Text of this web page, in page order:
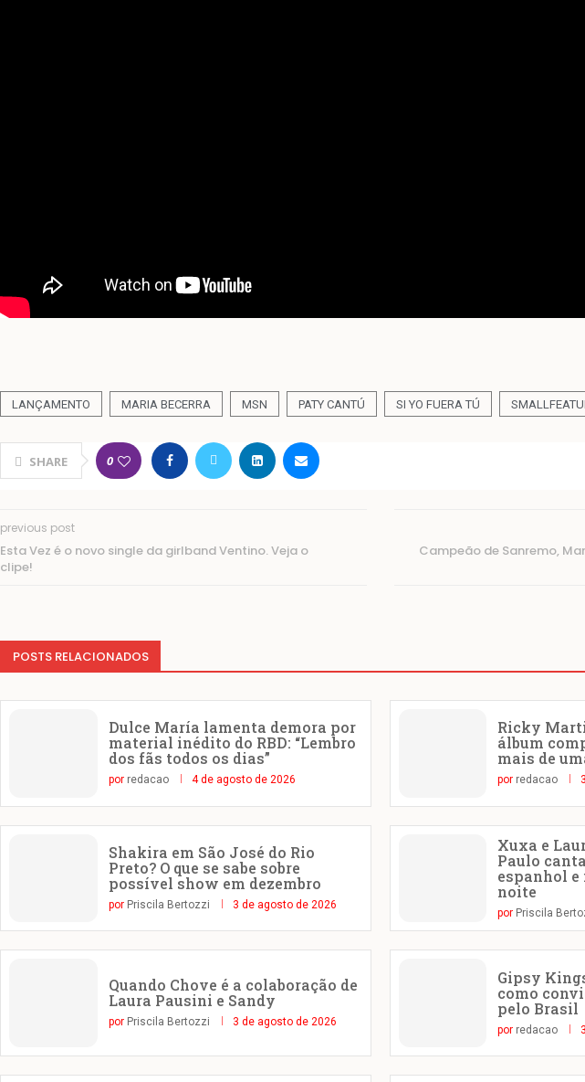
LANÇAMENTO MARIA BECERRA MSN PATY CANTÚ SI YO FUERA TÚ
SHARE 0
previous post
Esta Vez é o novo single da girlband Ventino. Veja o
clipe!
Campeão de Sanremo,
POSTS RELACIONADOS
Dulce María lamenta demora por
material inédito do RBD: “Lembro
dos fãs todos os dias”
por redacao 4 de agosto de 2026
Ricky
álbum
mais de
por redacao
Shakira em São José do Rio
Preto? O que se sabe sobre
possível show em dezembro
por Priscila Bertozzi 3 de agosto de 2026
Xuxa e
Paulo
espanhol
noite
por Priscila
Quando Chove é a colaboração de
Laura Pausini e Sandy
por Priscila Bertozzi 3 de agosto de 2026
Gipsy
como
pelo Brasil
por redacao